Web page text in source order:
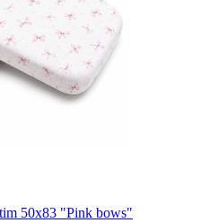
50x83 "Pink bows"